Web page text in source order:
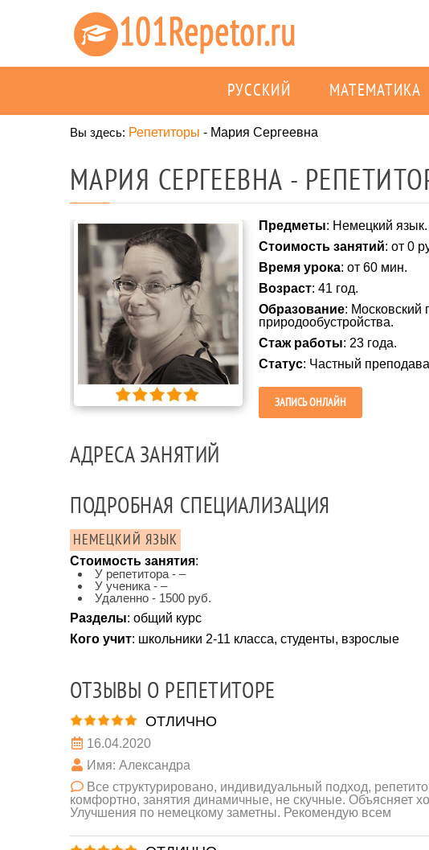
РУССКИЙ МАТЕМАТИКА
Вы здесь: Репетиторы - Мария Сергеевна
МАРИЯ СЕРГЕЕВНА -
Предметы: Немецкий язык.
Стоимость занятий: от 0
Время урока: от 60 мин.
Возраст: 41 год.
Образование: Московский
природообустройства.
Стаж работы: 23 года.
Статус: Частный
ЗАПИСЬ ОНЛАЙН
АДРЕСА ЗАНЯТИЙ
ПОДРОБНАЯ СПЕЦИАЛИЗАЦИЯ
НЕМЕЦКИЙ ЯЗЫК
Стоимость занятия:
У репетитора - –
У ученика - –
Удаленно - 1500 руб.
Разделы: общий курс
Кого учит: школьники 2-11 класса, студенты, взрослые
ОТЗЫВЫ О РЕПЕТИТОРЕ
ОТЛИЧНО
16.04.2020
Имя: Александра
Все структурировано, индивидуальный подход,
комфортно, занятия динамичные, не скучные. Объясняет
Улучшения по немецкому заметны. Рекомендую всем